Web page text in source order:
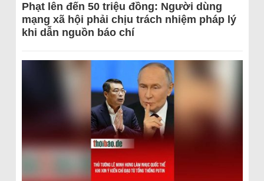
Phạt lên đến 50 triệu đồng: Người dùng
mạng xã hội phải chịu trách nhiệm pháp lý
khi dẫn nguồn báo chí